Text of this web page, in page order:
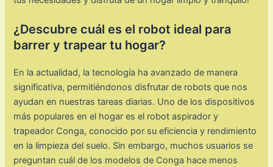
¿Descubre cuál es el robot ideal para
barrer y trapear tu hogar?
En la actualidad, la tecnología ha avanzado de manera
significativa, permitiéndonos disfrutar de robots que nos
ayudan en nuestras tareas diarias. Uno de los dispositivos
más populares en el hogar es el robot aspirador y
trapeador Conga, conocido por su eficiencia y rendimiento
en la limpieza del suelo. Sin embargo, muchos usuarios se
preguntan cuál de los modelos de Conga hace menos